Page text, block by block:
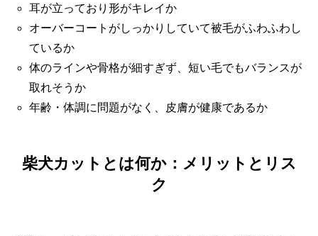
耳が立っており形がキレイか
オーバーコートがしっかりしていて被毛がふわふわし
ているか
体のラインや骨格が細すぎず、短い毛でもバランスが
取れそうか
年齢・体調に問題がなく、皮膚が健康であるか
柴犬カットとは何か：メリットとリス
ク